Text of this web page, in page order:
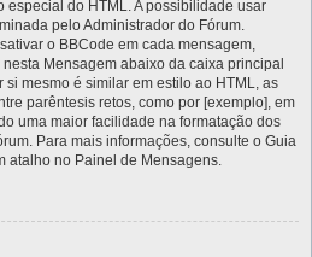
especial do HTML. A possibilidade usar
pelo Administrador do Fórum.
o BBCode em cada mensagem,
Mensagem abaixo da caixa principal
mesmo é similar em estilo ao HTML, as
parêntesis retos, como por [exemplo], em
uma maior facilidade na formatação dos
Para mais informações, consulte o Guia
atalho no Painel de Mensagens.